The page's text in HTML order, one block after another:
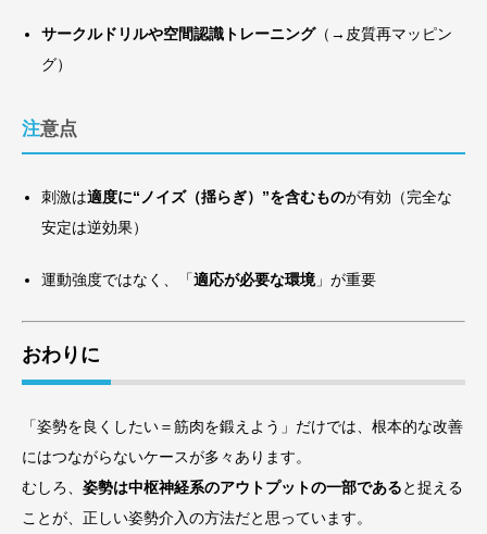
サークルドリルや空間認識トレーニング（→皮質再マッピン
グ）
注意点
刺激は適度に“ノイズ（揺らぎ）”を含むものが有効（完全な
安定は逆効果）
運動強度ではなく、「適応が必要な環境」が重要
おわりに
「姿勢を良くしたい＝筋肉を鍛えよう」だけでは、根本的な改善
にはつながらないケースが多々あります。
むしろ、 姿勢は中枢神経系のアウトプットの一部であると捉える
ことが、正しい姿勢介入の方法だと思っています。